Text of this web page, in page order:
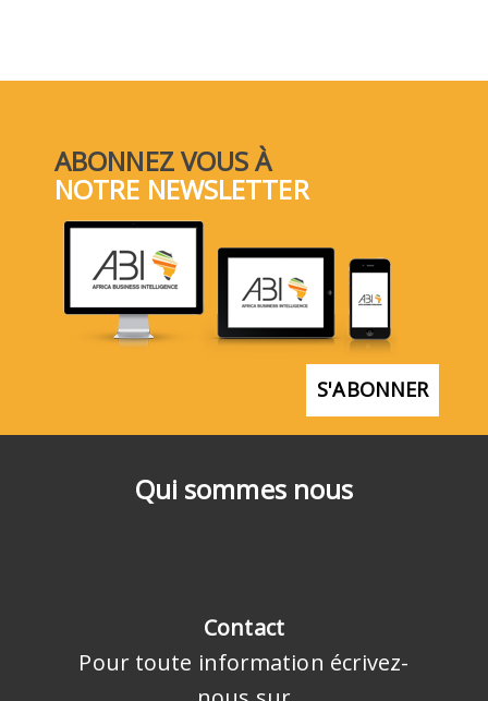
Qui sommes nous
Contact
Pour toute information écrivez-
ABONNEZ VOUS À
NOTRE NEWSLETTER
S'ABONNER